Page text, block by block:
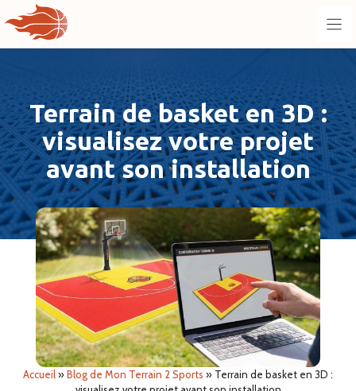
au
contenu
Terrain de basket en 3D :
visualisez votre projet
avant son installation
Accueil»Blog de Mon Terrain 2 Sports » Terrain de basket en 3D :